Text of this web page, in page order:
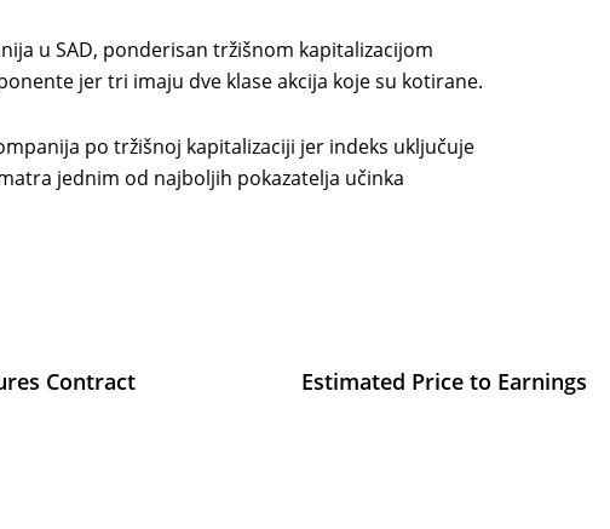
u SAD, ponderisan tržišnom kapitalizacijom
jer tri imaju dve klase akcija koje su kotirane.
po tržišnoj kapitalizaciji jer indeks uključuje
jednim od najboljih pokazatelja učinka
Contract Estimated Price to Earnings